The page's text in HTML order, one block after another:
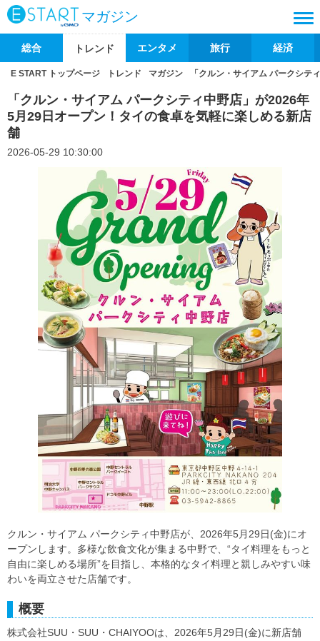
マガジン
総合 トレンド エンタメ 旅行 経済
E START トップページ トレンド マガジン 「クルン・サイアム パークシ
「クルン・サイアム パークシティ中野店」が2026年
5月29日オープン！タイの食卓を気軽に楽しめる新店
舗
2026-05-29 10:30:00
クルン・サイアム パークシティ中野店が、2026年5月29日(金)にオ
ープンします。多様な飲食文化が集まる中野で、“タイ料理をもっと
自由に楽しめる場所”を目指し、本格的なタイ料理と親しみやすい味
わいを両立させた店舗です。
概要
株式会社SUU・SUU・CHAIYOOは、2026年5月29日(金)に新店舗